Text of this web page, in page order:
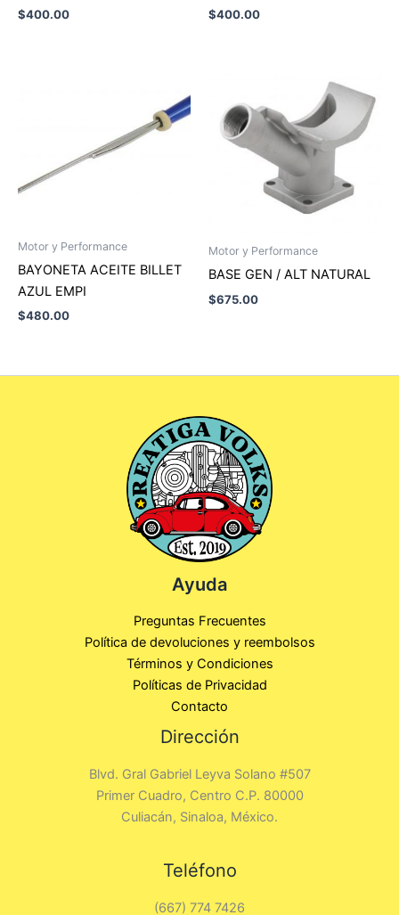
$400.00 $400.00
Motor y Performance
BAYONETA ACEITE BILLET
AZUL EMPI
$480.00
Motor y Performance
BASE GEN / ALT NATURAL
$675.00
Ayuda
Preguntas Frecuentes
Política de devoluciones y reembolsos
Términos y Condiciones
Políticas de Privacidad
Contacto
Dirección
Blvd. Gral Gabriel Leyva Solano #507
Primer Cuadro, Centro C.P. 80000
Culiacán, Sinaloa, México.
Teléfono
(667) 774 7426